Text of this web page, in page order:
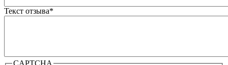
Текст отзыва*
CAPTCHA